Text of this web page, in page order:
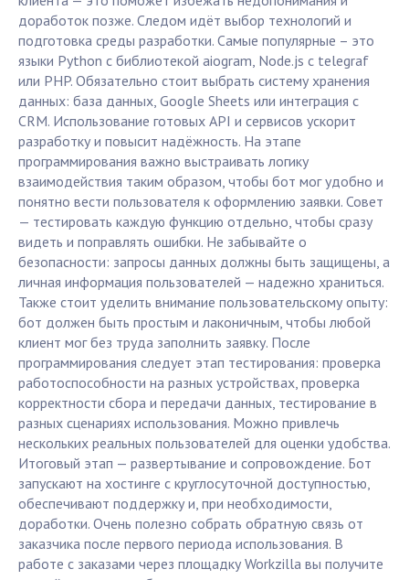
доработок позже. Следом идёт выбор технологий и
подготовка среды разработки. Самые популярные – это
языки Python с библиотекой aiogram, Node.js с telegraf
или PHP. Обязательно стоит выбрать систему хранения
данных: база данных, Google Sheets или интеграция с
CRM. Использование готовых API и сервисов ускорит
разработку и повысит надёжность. На этапе
программирования важно выстраивать логику
взаимодействия таким образом, чтобы бот мог удобно и
понятно вести пользователя к оформлению заявки. Совет
— тестировать каждую функцию отдельно, чтобы сразу
видеть и поправлять ошибки. Не забывайте о
безопасности: запросы данных должны быть защищены, а
личная информация пользователей — надежно храниться.
Также стоит уделить внимание пользовательскому опыту:
бот должен быть простым и лаконичным, чтобы любой
клиент мог без труда заполнить заявку. После
программирования следует этап тестирования: проверка
работоспособности на разных устройствах, проверка
корректности сбора и передачи данных, тестирование в
разных сценариях использования. Можно привлечь
нескольких реальных пользователей для оценки удобства.
Итоговый этап — развертывание и сопровождение. Бот
запускают на хостинге с круглосуточной доступностью,
обеспечивают поддержку и, при необходимости,
доработки. Очень полезно собрать обратную связь от
заказчика после первого периода использования. В
работе с заказами через площадку Workzilla вы получите